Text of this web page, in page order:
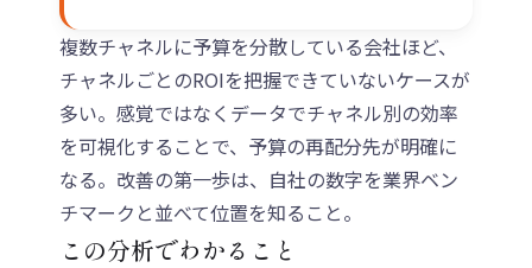
複数チャネルに予算を分散している会社ほど、
チャネルごとのROIを把握できていないケースが
多い。感覚ではなくデータでチャネル別の効率
を可視化することで、予算の再配分先が明確に
なる。改善の第一歩は、自社の数字を業界ベン
チマークと並べて位置を知ること。
この分析でわかること